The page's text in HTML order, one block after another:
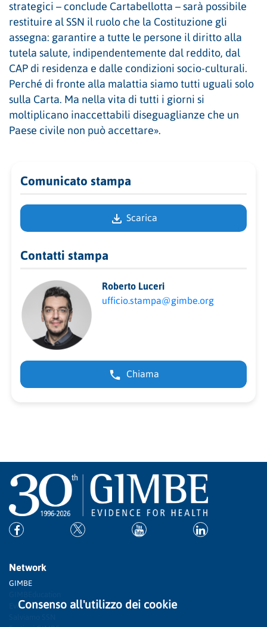
strategici – conclude Cartabellotta – sarà possibile
restituire al SSN il ruolo che la Costituzione gli
assegna: garantire a tutte le persone il diritto alla
tutela salute, indipendentemente dal reddito, dal
CAP di residenza e dalle condizioni socio-culturali.
Perché di fronte alla malattia siamo tutti uguali solo
sulla Carta. Ma nella vita di tutti i giorni si
moltiplicano inaccettabili diseguaglianze che un
Paese civile non può accettare».
Comunicato stampa
Scarica
Contatti stampa
Roberto Luceri
ufficio.stampa@gimbe.org
Chiama
Network
GIMBE
Evidence
Consenso all'utilizzo dei cookie